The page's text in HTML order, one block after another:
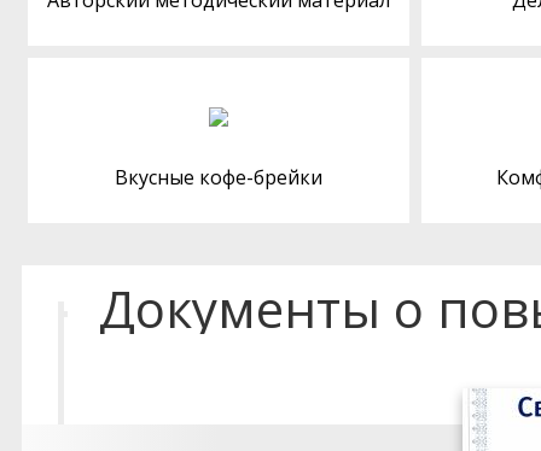
Вкусные кофе-брейки
Документы о